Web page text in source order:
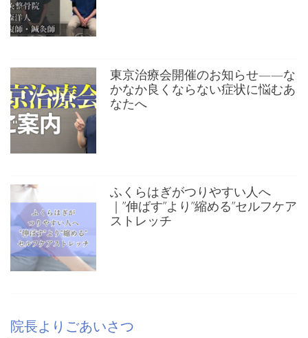
東京治療会開催のお知らせ——な
かなか良くならない症状に悩むあ
なたへ
ふくらはぎがつりやすい人へ
｜”伸ばす”より”縮める”セルフケア
ストレッチ
院長よりごあいさつ